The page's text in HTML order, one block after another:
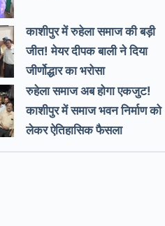
काशीपुर में रुहेला समाज की बड़ी
जीत! मेयर दीपक बाली ने दिया
जीर्णोद्धार का भरोसा
रुहेला समाज अब होगा एकजुट!
काशीपुर में समाज भवन निर्माण को
लेकर ऐतिहासिक फैसला